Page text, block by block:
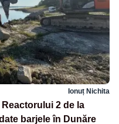
Ionuț Nichita
2 de la
barjele în Dunăre